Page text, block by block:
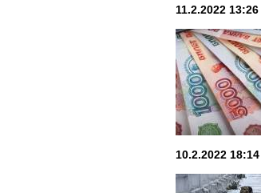
11.2.2022 13:26
10.2.2022 18:14